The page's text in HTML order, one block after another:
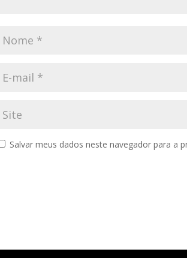
Salvar meus dados neste navegador para a